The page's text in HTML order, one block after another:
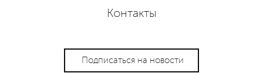
Контакты
Подписаться на новости